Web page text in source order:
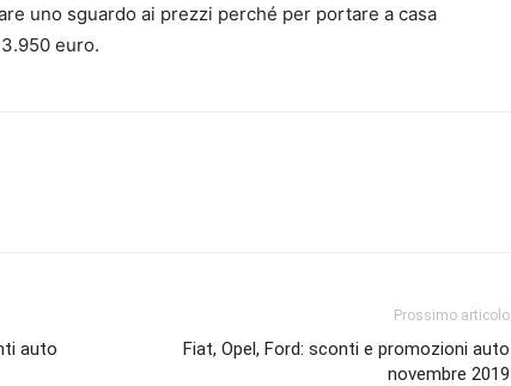
uno sguardo ai prezzi perché per portare a casa
euro.
auto
Prossimo articolo
Fiat, Opel, Ford: sconti e promozioni auto
novembre 2019